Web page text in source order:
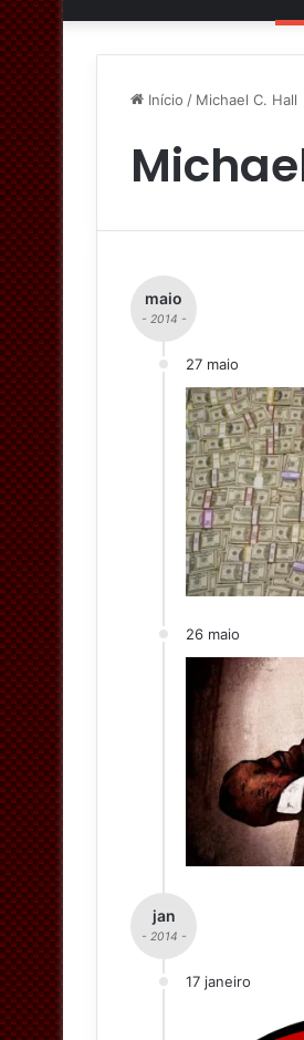
Início / Michael C. Hall
maio
- 2014 -
27 maio
26 maio
jan
- 2014 -
17 janeiro